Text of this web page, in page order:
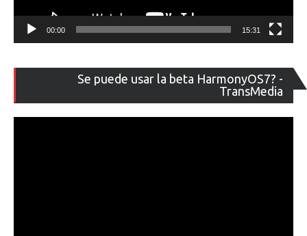
00:00 15:31
Se puede usar la beta HarmonyOS7? -
TransMedia
de